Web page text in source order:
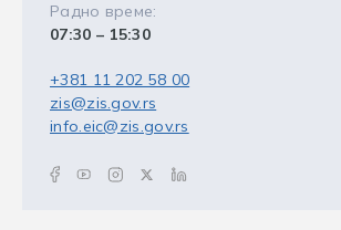
Радно време:
07:30 – 15:30
+381 11 202 58 00
zis@zis.gov.rs
info.eic@zis.gov.rs